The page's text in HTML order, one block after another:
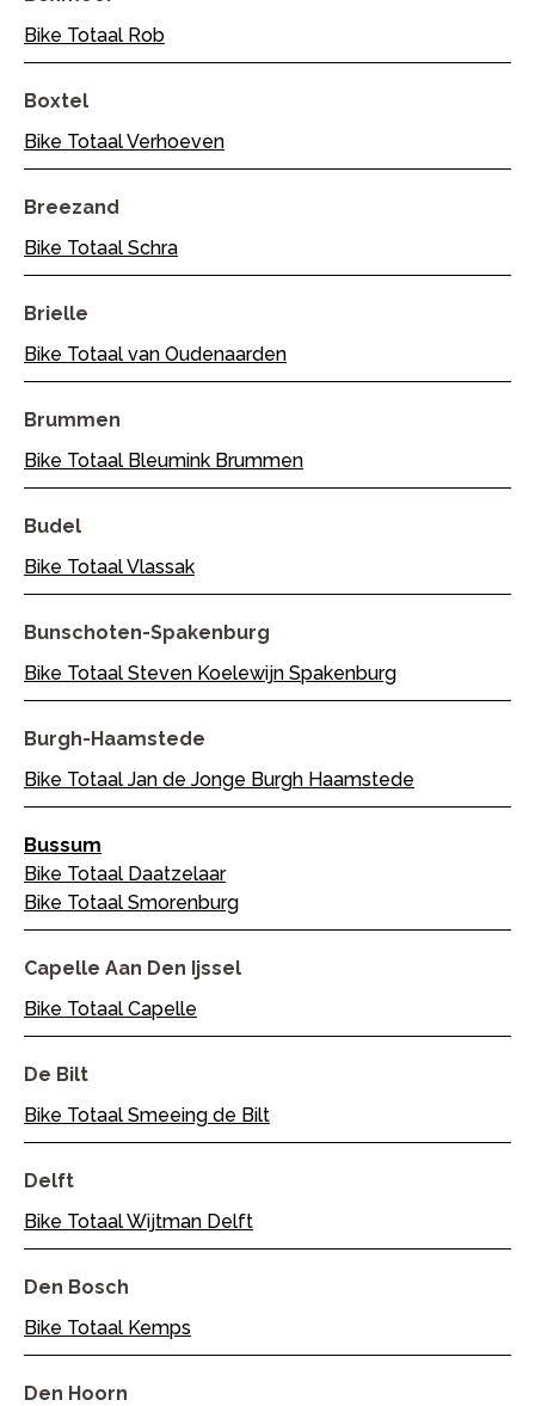
Bike Totaal Rob
Boxtel
Bike Totaal Verhoeven
Breezand
Bike Totaal Schra
Brielle
Bike Totaal van Oudenaarden
Brummen
Bike Totaal Bleumink Brummen
Budel
Bike Totaal Vlassak
Bunschoten-Spakenburg
Bike Totaal Steven Koelewijn Spakenburg
Burgh-Haamstede
Bike Totaal Jan de Jonge Burgh Haamstede
Bussum
Bike Totaal Daatzelaar
Bike Totaal Smorenburg
Capelle Aan Den Ijssel
Bike Totaal Capelle
De Bilt
Bike Totaal Smeeing de Bilt
Delft
Bike Totaal Wijtman Delft
Den Bosch
Bike Totaal Kemps
Den Hoorn